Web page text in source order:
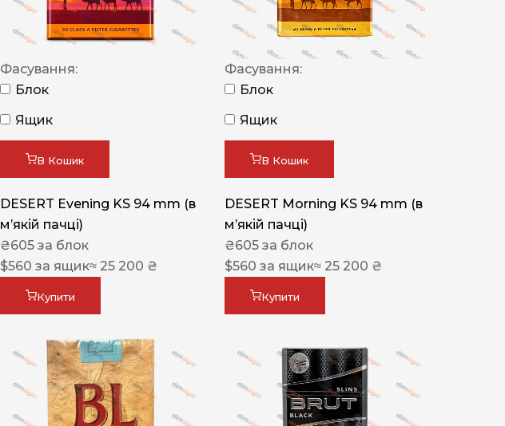
Фасування:
Блок
Ящик
В Кошик
DESERT Evening KS 94 mm (в
мʼякій пачці)
₴605 за блок
$560 за ящик≈ 25 200 ₴
Купити
Фасування:
Блок
Ящик
В Кошик
DESERT Morning KS 94 mm (в
мʼякій пачці)
₴605 за блок
$560 за ящик≈ 25 200 ₴
Купити